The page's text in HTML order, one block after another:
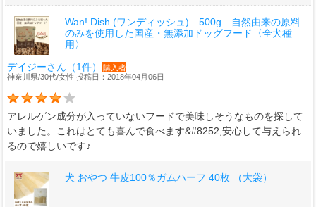
Wan! Dish (ワンディッシュ) 500g 自然由来の原料
のみを使用した国産・無添加ドッグフード〈全犬種
用〉
デイジーさん（1件）
購入者
神奈川県/30代/女性 投稿日：2018年04月06日
アレルゲン成分が入っていないフードで美味しそうなものを探して
いました。これはとても喜んで食べます&#8252;安心して与えられ
るので嬉しいです♪
犬 おやつ 牛皮100％ガムハーフ 40枚 （大袋）